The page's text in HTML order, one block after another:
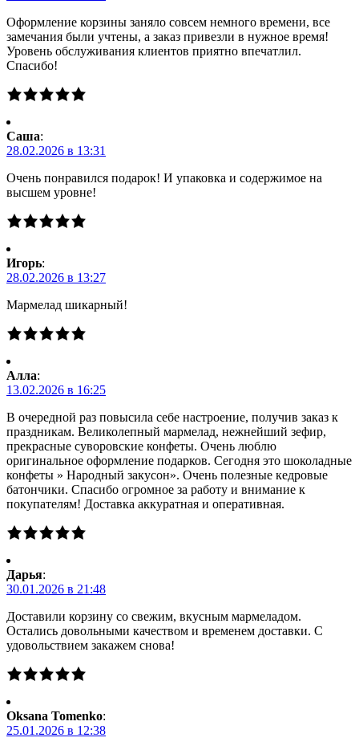
Оформление корзины заняло совсем немного времени, все
замечания были учтены, а заказ привезли в нужное время!
Уровень обслуживания клиентов приятно впечатлил.
Спасибо!
Саша:
28.02.2026 в 13:31
Очень понравился подарок! И упаковка и содержимое на
высшем уровне!
Игорь:
28.02.2026 в 13:27
Мармелад шикарный!
Алла:
13.02.2026 в 16:25
В очередной раз повысила себе настроение, получив заказ к
праздникам. Великолепный мармелад, нежнейший зефир,
прекрасные суворовские конфеты. Очень люблю
оригинальное оформление подарков. Сегодня это шоколадные
конфеты » Народный закусон». Очень полезные кедровые
батончики. Спасибо огромное за работу и внимание к
покупателям! Доставка аккуратная и оперативная.
Дарья:
30.01.2026 в 21:48
Доставили корзину со свежим, вкусным мармеладом.
Остались довольными качеством и временем доставки. С
удовольствием закажем снова!
Oksana Tomenko:
25.01.2026 в 12:38